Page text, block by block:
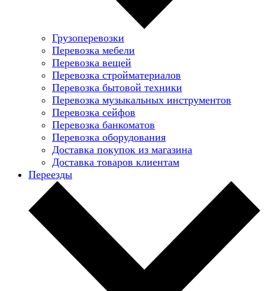
Грузоперевозки
Перевозка мебели
Перевозка вещей
Перевозка стройматериалов
Перевозка бытовой техники
Перевозка музыкальных инструментов
Перевозка сейфов
Перевозка банкоматов
Перевозка оборудования
Доставка покупок из магазина
Доставка товаров клиентам
Переезды